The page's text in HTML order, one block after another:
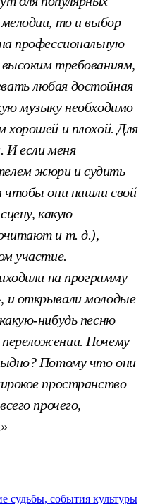
то и выбор
профессиональную
требованиям,
любая достойная
музыку необходимо
хорошей и плохой. Для
И если меня
жюри и судить
чтобы они нашли свой
какую
и т. д.),
участие.
на программу
открывали молодые
нибудь песню
Почему
Потому что они
пространство
прочего,
судьбы, события культуры